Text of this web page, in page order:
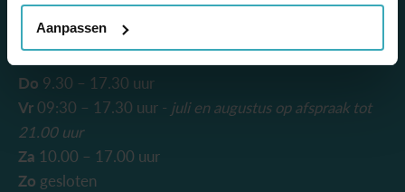
Aanpassen
Magesloten
9.30 – 17.30 uur
Do 9.30 – 17.30 uur
Vr 09:30 – 17.30 uur - juli en augustus op afspraak tot
21.00 uur
Za 10.00 – 17.00 uur
Zo gesloten